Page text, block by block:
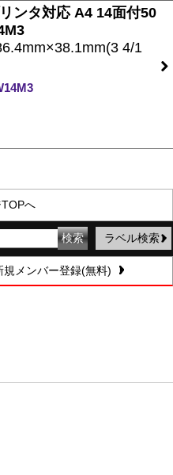
ンタ対応 A4 14面付50
4/1
へ
ラベル検索
規メンバー登録(無料)